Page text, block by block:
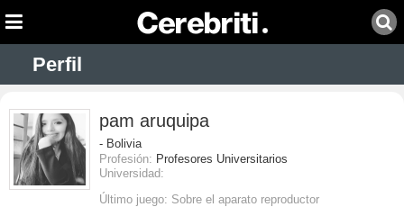
Perfil
pam aruquipa
- Bolivia
Profesión: Profesores Universitarios
Universidad:
Último juego: Sobre el aparato reproductor